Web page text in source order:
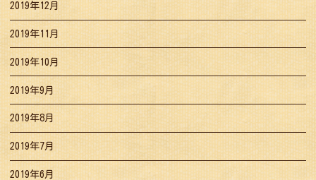
2019年12月
2019年11月
2019年10月
2019年9月
2019年8月
2019年7月
2019年6月